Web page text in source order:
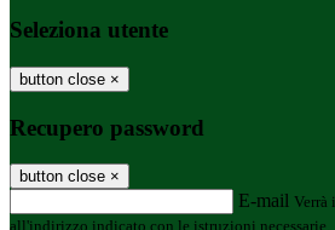
Seleziona utente
button close ×
Recupero password
button close ×
E-mail Verrà
all'indirizzo indicato con le istruzioni necessarie.